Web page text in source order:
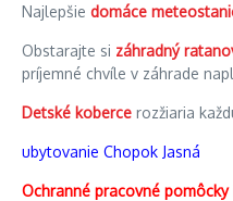
Najlepšie domáce
Obstarajte si záhradný
príjemné chvíle v záhrade
Detské koberce rozžiaria
ubytovanie Chopok Jasná
Ochranné pracovné pomôcky